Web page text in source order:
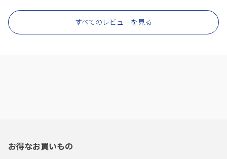
すべてのレビューを見る
お得なお買いもの